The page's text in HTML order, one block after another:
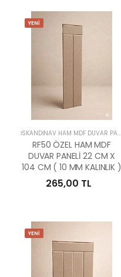
YENİ
İSKANDİNAV HAM MDF DUVAR PANELLERİ
RF50 ÖZEL HAM MDF
DUVAR PANELİ 22 CM X
104 CM ( 10 MM KALINLIK )
265,00 TL
YENİ